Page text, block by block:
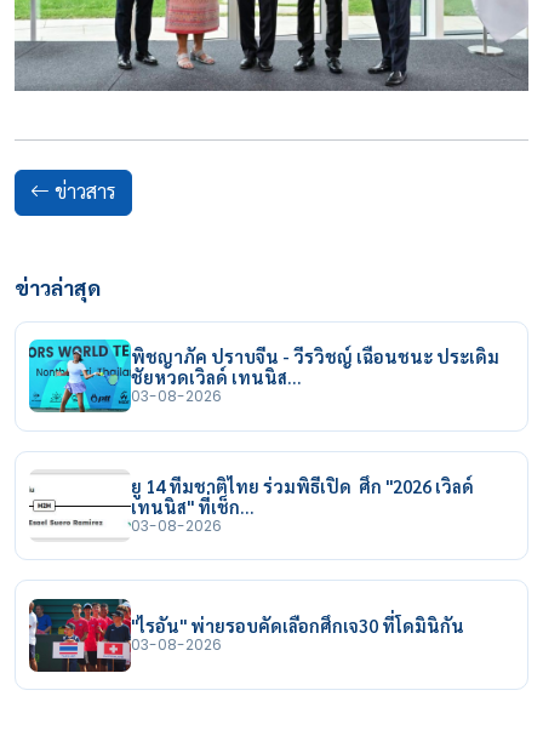
ข่าวสาร
ข่าวล่าสุด
พิชญาภัค ปราบจีน - วีรวิชญ์ เฉือนชนะ ประเดิม
ชัยหวดเวิลด์ เทนนิส…
03-08-2026
ยู 14 ทีมชาติไทย ร่วมพิธีเปิด ศึก "2026 เวิลด์
เทนนิส" ที่เช็ก…
03-08-2026
"ไรอัน" พ่ายรอบคัดเลือกศึกเจ30 ที่โดมินิกัน
03-08-2026